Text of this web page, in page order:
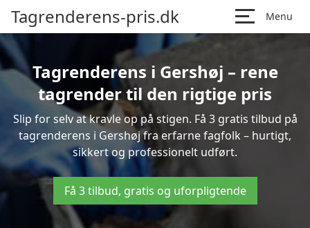
Tagrenderens-pris.dk Menu
Tagrenderens i Gershøj – rene
tagrender til den rigtige pris
Slip for selv at kravle op på stigen. Få 3 gratis tilbud på
tagrenderens i Gershøj fra erfarne fagfolk – hurtigt,
sikkert og professionelt udført.
Få 3 tilbud, gratis og uforpligtende